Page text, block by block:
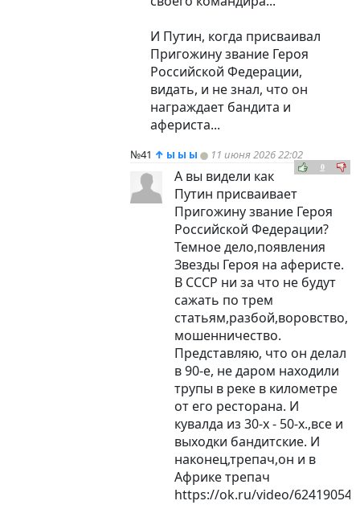
И Путин, когда присваивал
Пригожину звание Героя
Российской Федерации,
видать, и не знал, что он
награждает бандита и
афериста...
№41 ↑ ы ы ы 11 июня 2026 22:02
0
А вы видели как
Путин присваивает
Пригожину звание Героя
Российской Федерации?
Темное дело,появления
Звезды Героя на аферисте.
В СССР ни за что не будут
сажать по трем
статьям,разбой,воровство,
мошенничество.
Представляю, что он делал
в 90-е, не даром находили
трупы в реке в километре
от его ресторана. И
кувалда из 30-х - 50-х.,все и
выходки бандитские. И
наконец,трепач,он и в
Африке трепач
https://ok.ru/video/